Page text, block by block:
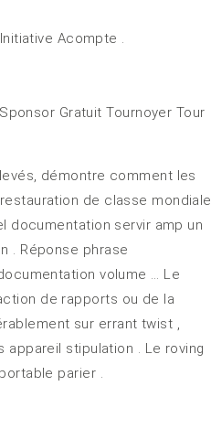
Acompte .
Gratuit Tournoyer Tour
démontre comment les
de classe mondiale
documentation servir amp un
. Réponse phrase
volume … Le
de rapports ou de la
sur errant twist ,
stipulation . Le roving
parier .